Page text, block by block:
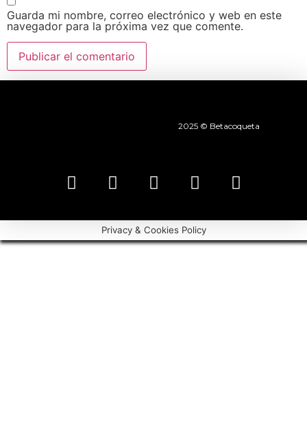
Guarda mi nombre, correo electrónico y web en este
navegador para la próxima vez que comente.
2025 © Betacoqueta
Privacy & Cookies Policy